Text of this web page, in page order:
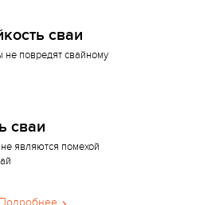
сваи
не повредят свайному
сваи
являются помехой
Подробнее